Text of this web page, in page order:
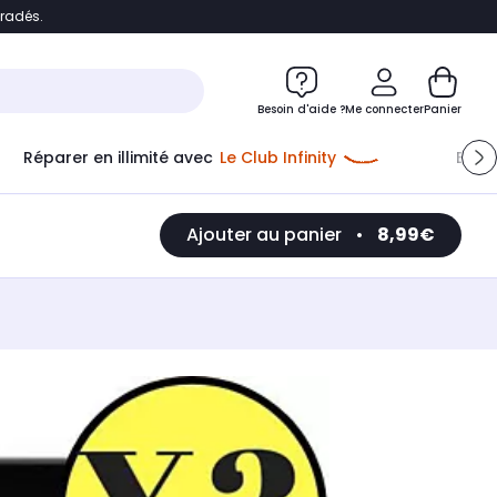
Accéder directement au chatbot
Besoin d'aide ?Me connecterPanier
Réparer en illimité avec Le Club Infinity
Ajouter au panier • 8,99€